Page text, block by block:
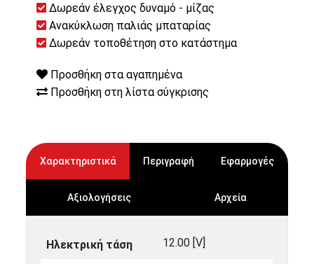
Δωρεάν έλεγχος δυναμό - μίζας
Ανακύκλωση παλιάς μπαταρίας
Δωρεάν τοποθέτηση στο κατάστημα
Προσθήκη στα αγαπημένα
Προσθήκη στη λίστα σύγκρισης
Χαρακτηριστικά Περιγραφή Εφαρμογές
Αξιολογήσεις Αρχεία
Ηλεκτρική τάση 12.00 [V]